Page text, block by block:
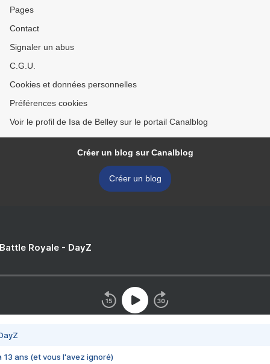
Pages
Contact
Signaler un abus
C.G.U.
Cookies et données personnelles
Préférences cookies
Voir le profil de Isa de Belley sur le portail Canalblog
Créer un blog sur Canalblog
Créer un blog
Royale - DayZ
13 ans (et vous l'avez ignoré)